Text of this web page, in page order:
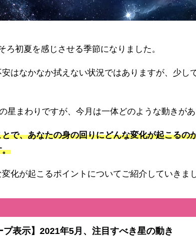
ろ初夏を感じさせる季節になりました。
はなかなか拭えない状況ではありますが、少し
星まわりですが、今月は一体どのような動きが
で、あなたの身の回りにどんな変化が起こるの
。
化が起こるポイントについてご紹介していきま
プ表示】2021年5月、注目すべき星の動き